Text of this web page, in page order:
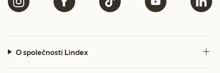
O společnosti Lindex